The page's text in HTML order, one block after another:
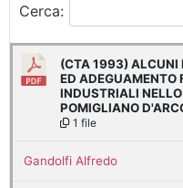
Cerca:
(CTA 1993) ALCUNI
ED ADEGUAMENTO
INDUSTRIALI
POMIGLIANO
1 file
Gandolfi Alfredo